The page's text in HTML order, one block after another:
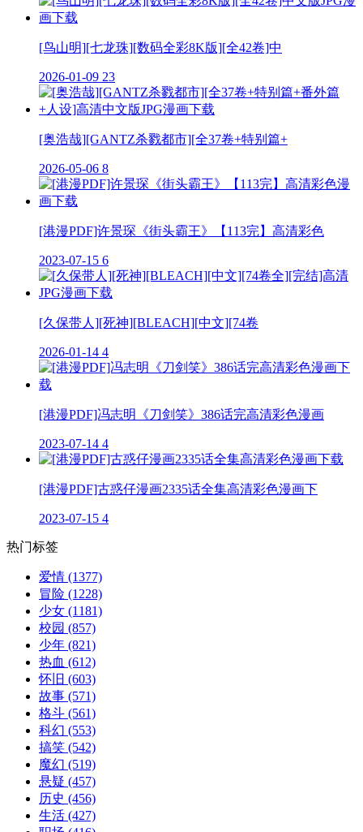
[鸟山明][七龙珠][数码全彩8K版][全42卷]中
2026-01-09 23
[奥浩哉][GANTZ杀戮都市][全37卷+特别篇+
2026-05-06 8
[港漫PDF]许景琛《街头霸王》【113完】高清彩色
2023-07-15 6
[久保带人][死神][BLEACH][中文][74卷
2026-01-14 4
[港漫PDF]冯志明《刀剑笑》386话完高清彩色漫画
2023-07-14 4
[港漫PDF]古惑仔漫画2335话全集高清彩色漫画下
2023-07-15 4
热门标签
爱情 (1377)
冒险 (1228)
少女 (1181)
校园 (857)
少年 (821)
热血 (612)
怀旧 (603)
故事 (571)
格斗 (561)
科幻 (553)
搞笑 (542)
魔幻 (519)
悬疑 (457)
历史 (456)
生活 (427)